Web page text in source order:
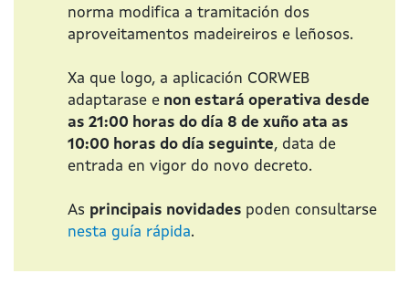
norma modifica a tramitación dos
aproveitamentos madeireiros e leñosos.
Xa que logo, a aplicación CORWEB
adaptarase e non estará operativa desde
as 21:00 horas do día 8 de xuño ata as
10:00 horas do día seguinte, data de
entrada en vigor do novo decreto.
As principais novidades poden consultarse
nesta guía rápida.